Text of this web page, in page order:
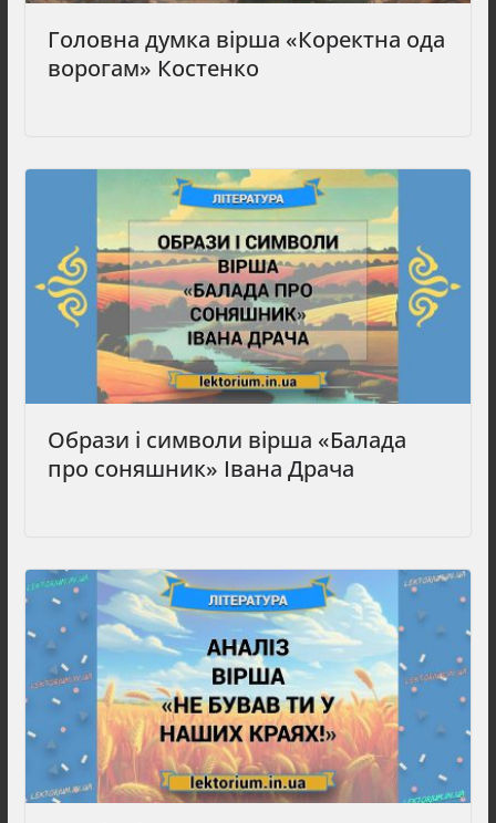
Головна думка вірша «Коректна ода
ворогам» Костенко
Образи і символи вірша «Балада
про соняшник» Івана Драча